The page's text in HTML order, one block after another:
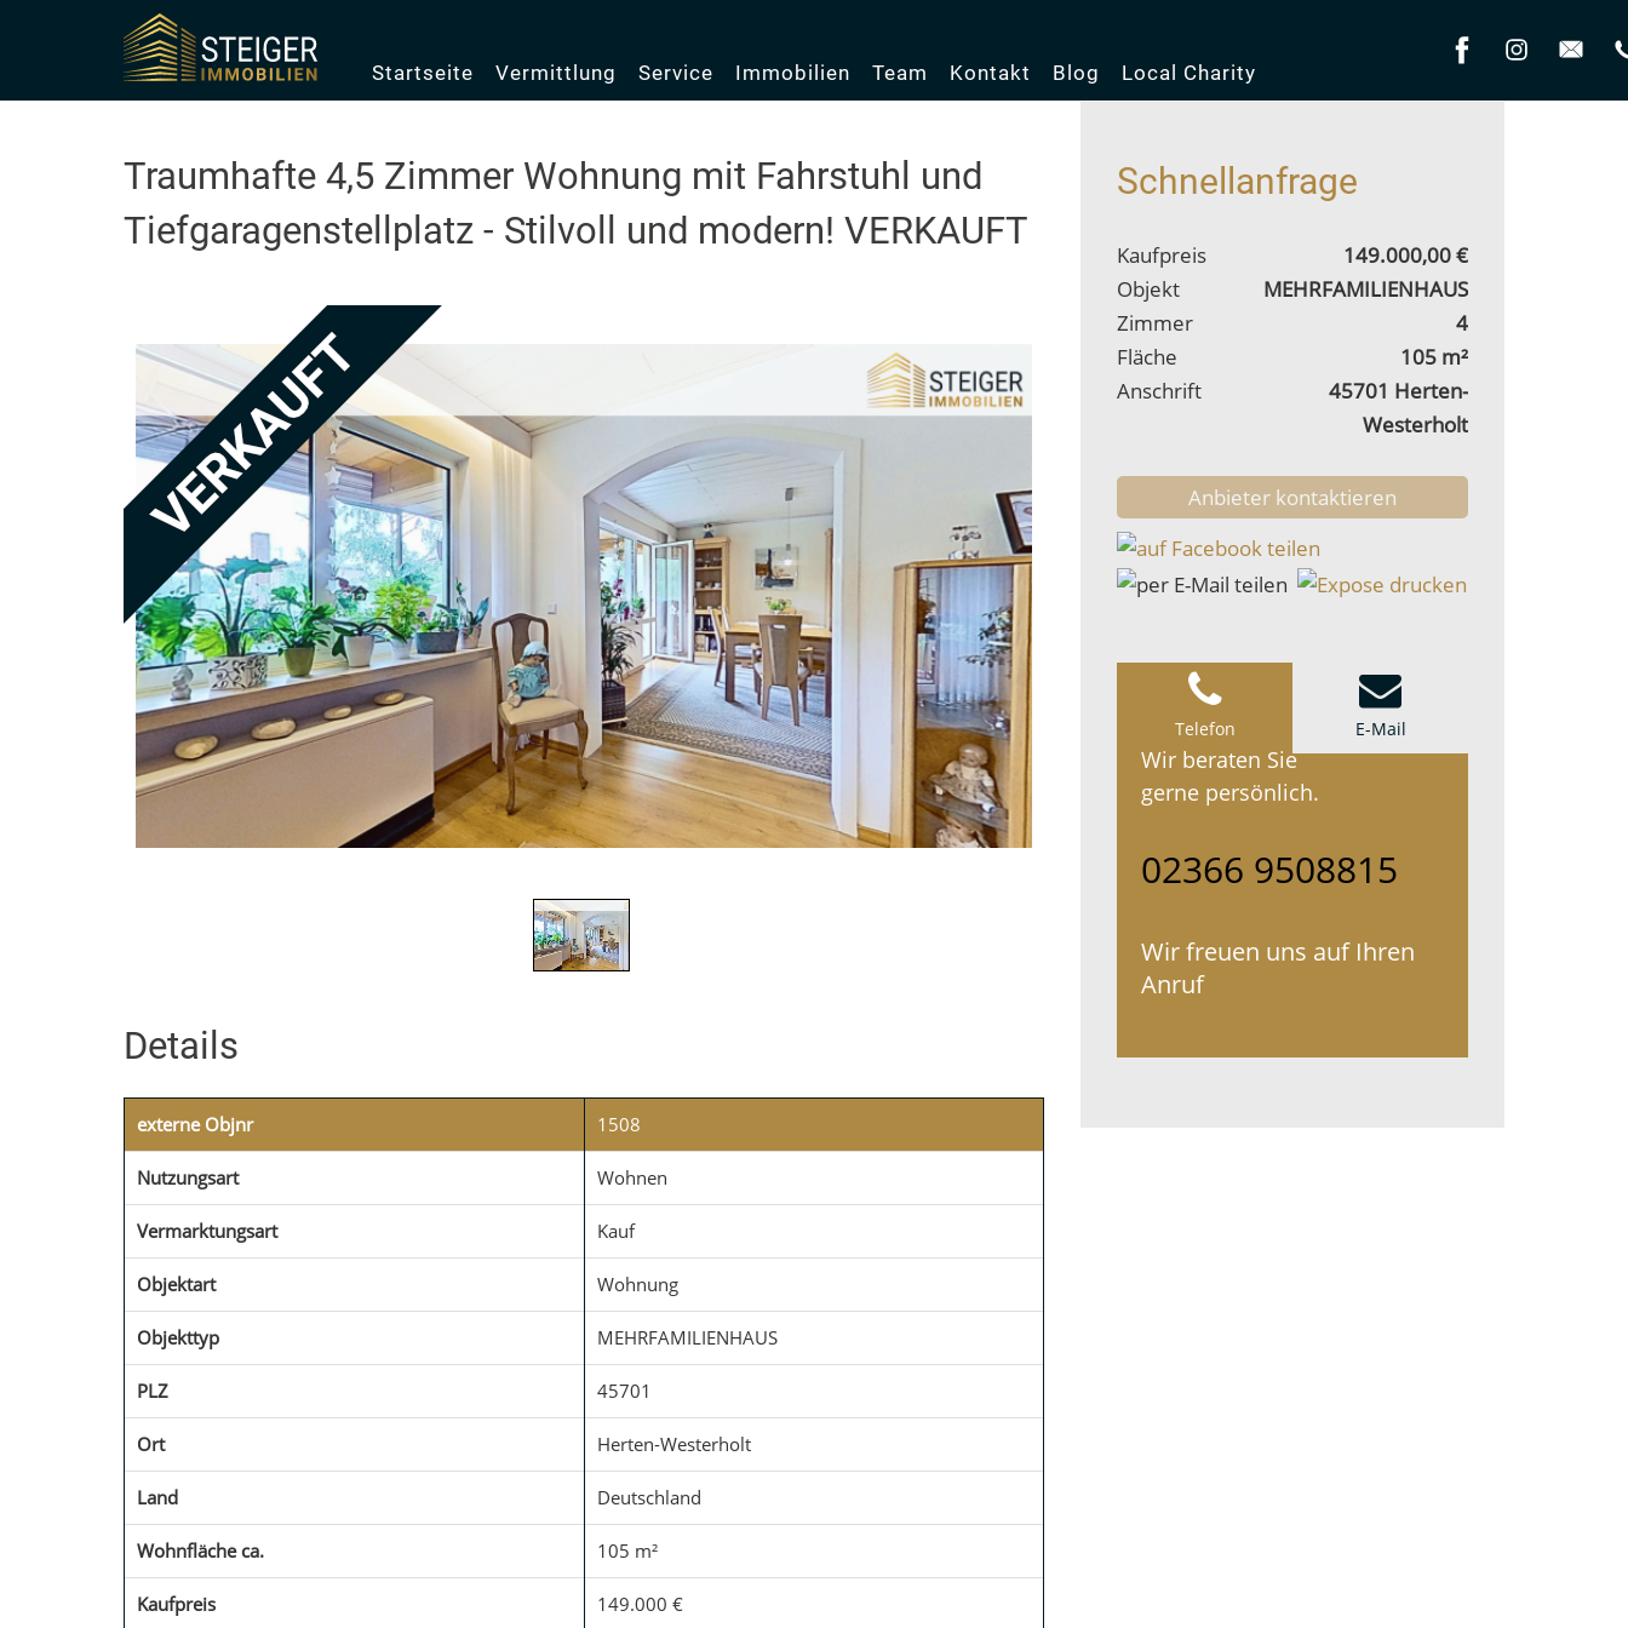
Startseite Vermittlung Service Immobilien Team Kontakt Blog Local Charity
Schnellanfrage
Kaufpreis
149.000,00 €
Objekt
MEHRFAMILIENHAUS
Zimmer
4
Fläche
105 m²
Anschrift
45701 Herten-
Westerholt
Telefon E-Mail
Wir beraten Sie
gerne persönlich.
02366 9508815
Wir freuen uns auf Ihren
Anruf
Traumhafte 4,5 Zimmer Wohnung mit Fahrstuhl und
Tiefgaragenstellplatz - Stilvoll und modern! VERKAUFT
Details
externe Objnr 1508
Nutzungsart Wohnen
Vermarktungsart Kauf
Objektart Wohnung
Objekttyp MEHRFAMILIENHAUS
PLZ 45701
Ort Herten-Westerholt
Land Deutschland
Wohnfläche ca. 105 m²
Kaufpreis 149.000 €